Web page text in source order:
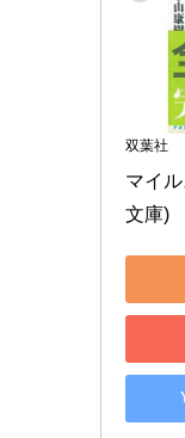
双葉社
マイ
文庫)